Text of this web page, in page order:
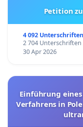
Petition
4 092 Unterschriften
2 704 Unterschriften
30 Apr 2026
Einführung
Verfahrens in